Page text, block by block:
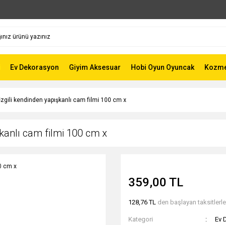
Ev Dekorasyon Giyim Aksesuar Hobi Oyun Oyuncak
kendinden yapışkanlı cam filmi 100 cm x
cam filmi 100 cm x
359,00 TL
128,76 TL den başlayan
Kategori
Ev